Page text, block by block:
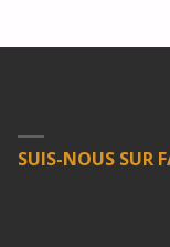
SUIS-NOUS SUR